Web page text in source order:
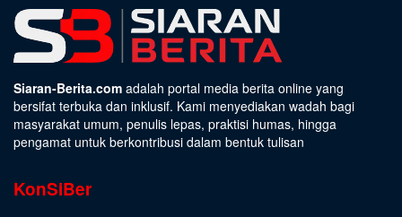
Siaran-Berita.com adalah portal media berita online yang
bersifat terbuka dan inklusif. Kami menyediakan wadah bagi
masyarakat umum, penulis lepas, praktisi humas, hingga
pengamat untuk berkontribusi dalam bentuk tulisan
KonSiBer